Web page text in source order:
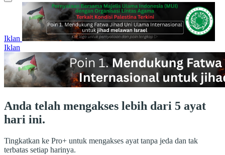
Iklan
Iklan
Anda telah mengakses lebih dari 5 ayat
hari ini.
Tingkatkan ke Pro+ untuk mengakses ayat tanpa jeda dan tak
terbatas setiap harinya.